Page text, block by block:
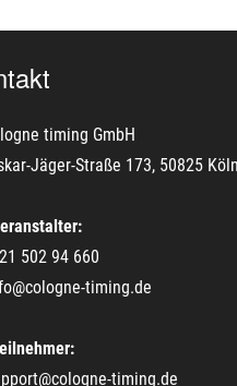
timing GmbH
Jäger-Straße 173, 50825 Köln
502 94 660
timing.de
timing.de